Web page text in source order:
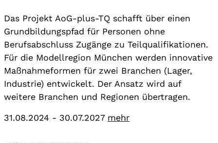
Das Projekt AoG-plus-TQ schafft über einen
Grundbildungspfad für Personen ohne
Berufsabschluss Zugänge zu Teilqualifikationen.
Für die Modellregion München werden innovative
Maßnahmeformen für zwei Branchen (Lager,
Industrie) entwickelt. Der Ansatz wird auf
weitere Branchen und Regionen übertragen.
31.08.2024 - 30.07.2027 mehr